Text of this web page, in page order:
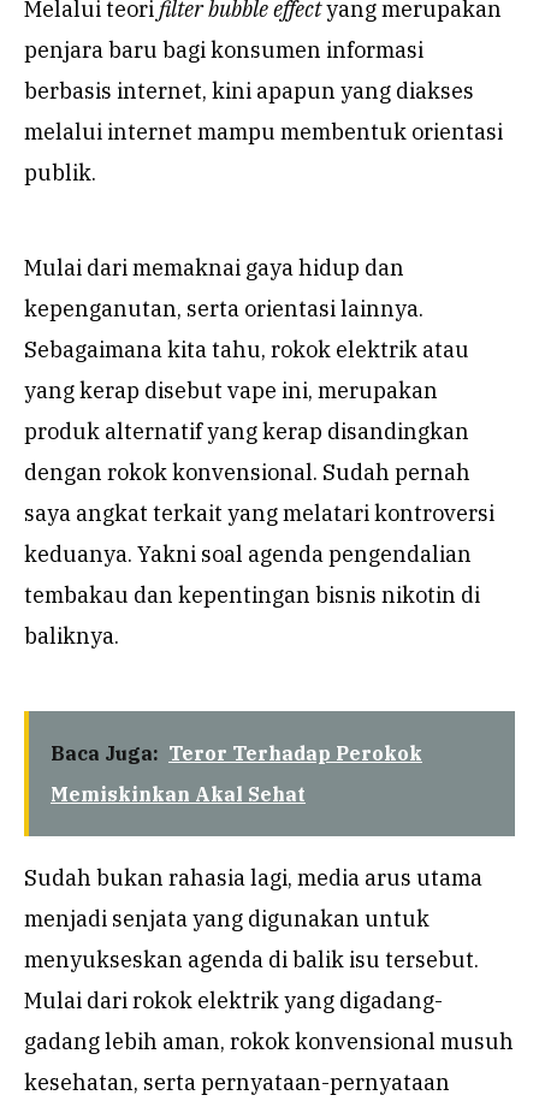
Melalui teorifilter bubble effectyang merupakan
penjara baru bagi konsumen informasi
berbasis internet, kini apapun yang diakses
melalui internet mampu membentuk orientasi
publik.
Mulai dari memaknai gaya hidup dan
kepenganutan, serta orientasi lainnya.
Sebagaimana kita tahu, rokok elektrik atau
yang kerap disebut vape ini, merupakan
produk alternatif yang kerap disandingkan
dengan rokok konvensional. Sudah pernah
saya angkat terkait yang melatari kontroversi
keduanya. Yakni soal agenda pengendalian
tembakau dan kepentingan bisnis nikotin di
baliknya.
Baca Juga: Teror Terhadap Perokok
Memiskinkan Akal Sehat
Sudah bukan rahasia lagi, media arus utama
menjadi senjata yang digunakan untuk
menyukseskan agenda di balik isu tersebut.
Mulai dari rokok elektrik yang digadang-
gadang lebih aman, rokok konvensional musuh
kesehatan, serta pernyataan-pernyataan